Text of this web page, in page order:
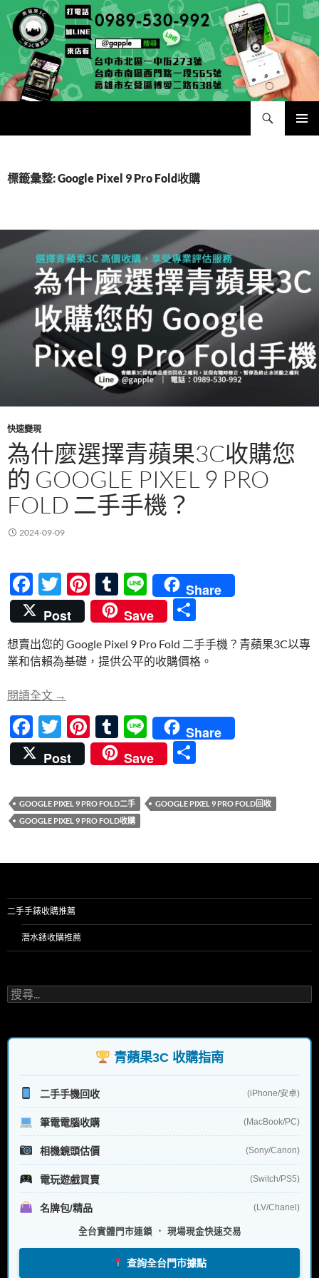
至
內
容
標籤彙整: Google Pixel 9 Pro Fold收購
快速變現
為什麼選擇青蘋果3C收購您
的 GOOGLE PIXEL 9 PRO
FOLD 二手手機？
2024-09-09
F
ac
e
b
o
o
k
T
w
itt
er
Pi
nt
er
es
T
u
m
bl
r
Li
n
e
Share
Post
Save
享
想賣出您的 Google Pixel 9 Pro Fold 二手手機？青蘋果3C以專
業和信賴為基礎，提供公平的收購價格。
閱讀全文 為什麼選擇青蘋果3C收購您的 Google Pixel 9 Pro
→
F
ac
e
b
o
k
T
w
itt
er
Pi
nt
er
es
t
T
u
m
bl
r
Li
n
e
Share
Post
Save
GOOGLE PIXEL 9 PRO FOLD二手
GOOGLE PIXEL 9 PRO FOLD回收
GOOGLE PIXEL 9 PRO FOLD收購
二手手錶收購推薦
潛水錶收購推薦
搜
尋
字:
青蘋果3C 收購指南
二手手機回收 (iPhone/安卓)
筆電電腦收購 (MacBook/PC)
相機鏡頭估價 (Sony/Canon)
電玩遊戲買賣 (Switch/PS5)
名牌包/精品 (LV/Chanel)
全台實體門市連鎖 ． 現場現金快速交易
查詢全台門市據點